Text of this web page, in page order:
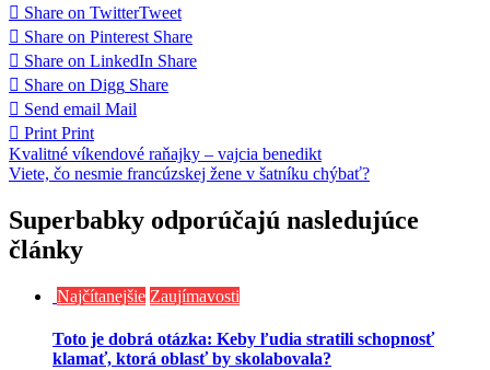
Share on TwitterTweet
Share on Pinterest Share
Share on LinkedIn Share
Share on Digg Share
Send email Mail
Print Print
Navigácia
v
článku
Kvalitné víkendové raňajky – vajcia benedikt
Viete, čo nesmie francúzskej žene v šatníku chýbať?
Superbabky odporúčajú nasledujúce
články
Najčítanejšie Zaujímavosti
Toto je dobrá otázka: Keby ľudia stratili schopnosť
klamať, ktorá oblasť by skolabovala?